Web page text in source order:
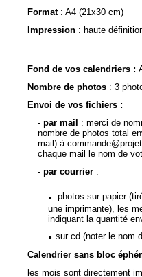
Format : A4 (21x30 cm)
Impression : haute
Fond de vos calendriers :
Nombre de photos : 3
Envoi de vos fichiers :
- par mail
: merci de
nombre de photos total
mail) à
chaque mail le nom de
- par courrier :
. photos sur papier
une imprimante), les
indiquant la quantité
. sur cd (noter le nom
Calendrier sans bloc
les mois sont directement